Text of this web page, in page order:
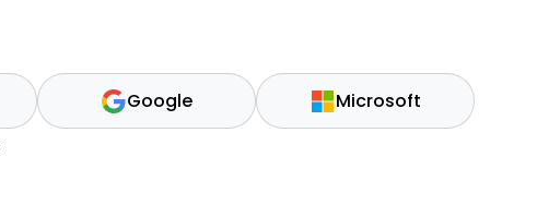
Google Microsoft